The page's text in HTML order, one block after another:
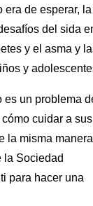
era de esperar, la
del sida
y el asma y
y
es un problema
cuidar a sus
la misma manera
la Sociedad
para hacer una